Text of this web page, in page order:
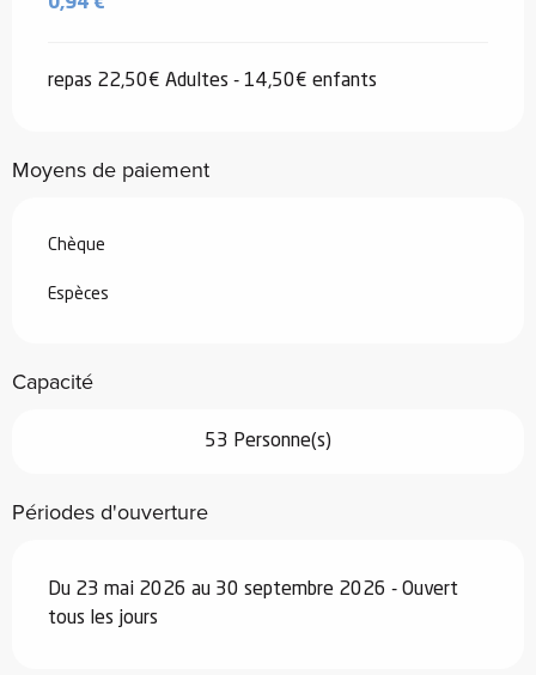
repas 22,50€ Adultes - 14,50€ enfants
Moyens de paiement
Chèque
Espèces
Capacité
53 Personne(s)
Périodes d'ouverture
Du 23 mai 2026 au 30 septembre 2026 - Ouvert
tous les jours